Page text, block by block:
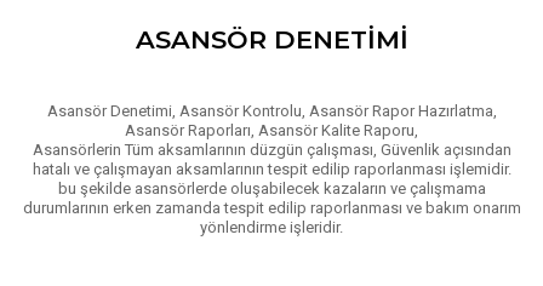
ASANSÖR DENETIMI
Asansör Denetimi, Asansör Kontrolu, Asansör Rapor Hazırlatma,
Asansör Raporları, Asansör Kalite Raporu,
Asansörlerin Tüm aksamlarının düzgün çalışması, Güvenlik açısından
hatalı ve çalışmayan aksamlarının tespit edilip raporlanması işlemidir.
bu şekilde asansörlerde oluşabilecek kazaların ve çalışmama
durumlarının erken zamanda tespit edilip raporlanması ve bakım onarım
yönlendirme işleridir.